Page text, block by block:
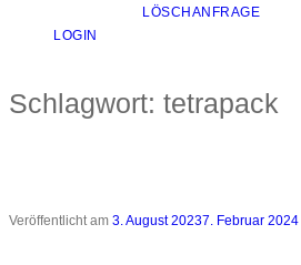
LÖSCHANFRAGE
LOGIN
Schlagwort: tetrapack
Veröffentlicht am 3. August 20237. Februar 2024